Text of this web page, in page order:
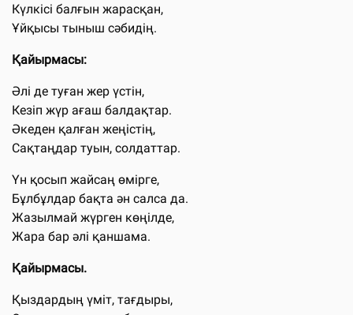
Күлкісі балғын жарасқан,
Ұйқысы тыныш сәбидің.
Қайырмасы:
Әлі де туған жер үстін,
Кезіп жүр ағаш балдақтар.
Әкеден қалған жеңістің,
Сақтаңдар туын, солдаттар.
Үн қосып жайсаң өмірге,
Бұлбұлдар бақта ән салса да.
Жазылмай жүрген көңілде,
Жара бар әлі қаншама.
Қайырмасы.
Қыздардың үміт, тағдыры,